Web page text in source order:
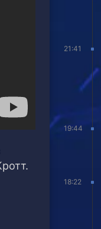
21:41
19:44
18:22